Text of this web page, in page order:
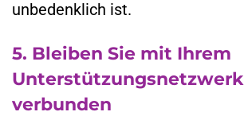
unbedenklich ist.
5. Bleiben Sie mit Ihrem
Unterstützungsnetzwerk
verbunden